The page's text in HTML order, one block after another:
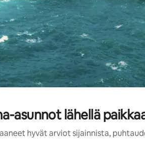
asunnot lähellä
hyvät arviot sijainnista,